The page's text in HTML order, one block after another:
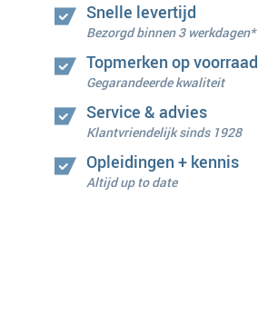
Snelle levertijd
Bezorgd binnen 3 werkdagen*
Topmerken op voorraad
Gegarandeerde kwaliteit
Service & advies
Klantvriendelijk sinds 1928
Opleidingen + kennis
Altijd up to date